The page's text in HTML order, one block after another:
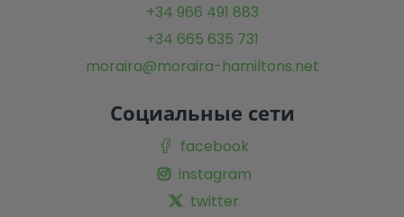
+34 966 491 883
+34 665 635 731
moraira@moraira-hamiltons.net
Социальные сети
facebook
instagram
twitter